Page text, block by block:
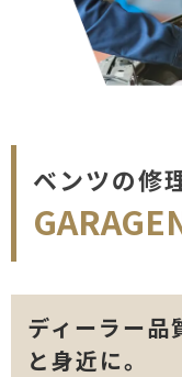
ベンツの修
ディーラー品
と身近に。